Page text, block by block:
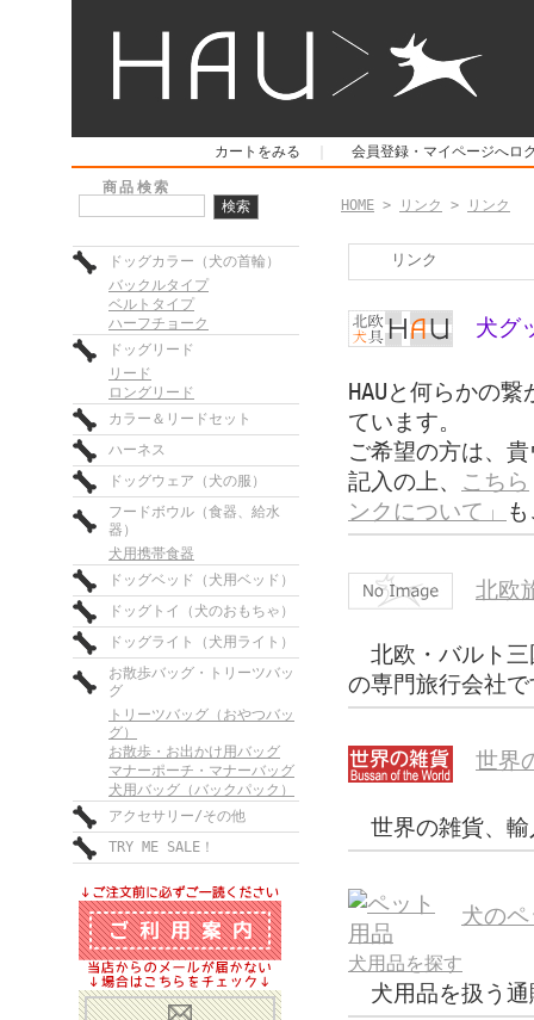
カートをみる 会員登録・マイページへロ
商品検索
ドッグカラー（犬の首輪）
バックルタイプ
ベルトタイプ
ハーフチョーク
ドッグリード
リード
ロングリード
カラー＆リードセット
ハーネス
ドッグウェア（犬の服）
フードボウル（食器、給水
器）
犬用携帯食器
ドッグベッド（犬用ベッド）
ドッグトイ（犬のおもちゃ）
ドッグライト（犬用ライト）
お散歩バッグ・トリーツバッ
グ
トリーツバッグ（おやつバッ
グ）
お散歩・お出かけ用バッグ
マナーポーチ・マナーバッグ
犬用バッグ（バックパック）
アクセサリー/その他
TRY ME SALE！
HOME > リンク > リンク
リンク
犬グ
HAUと何らかの
ています。
ご希望の方は、
記入の上、 こちら
ンクについて」
北欧
北欧・バルト三
の専門旅行会社
世界
世界の雑貨、輸
犬の
犬用品を探す
犬用品を扱う通